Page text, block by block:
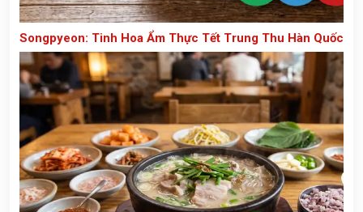
Songpyeon: Tinh Hoa Ẩm Thực Tết Trung Thu Hàn Quốc